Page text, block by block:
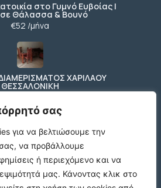
σας
για να βελτιώσουμε την
να προβάλλουμε
ή περιεχόμενο και να
μας. Κάνοντας κλικ στο
στο Γυμνό Ευβοίας |
Θάλασσα & Βουνό
€52 /μήνα
ΧΑΡΙΛΑΟΥ
ΘΕΣΣΑΛΟΝΙΚΗ
Μ480 καταστημα στον
Ευοσμο
€500 /μήνα